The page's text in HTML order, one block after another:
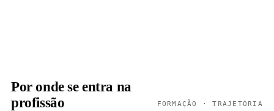
Por onde se entra na
profissão
FORMAÇÃO · TRAJETÓRIA